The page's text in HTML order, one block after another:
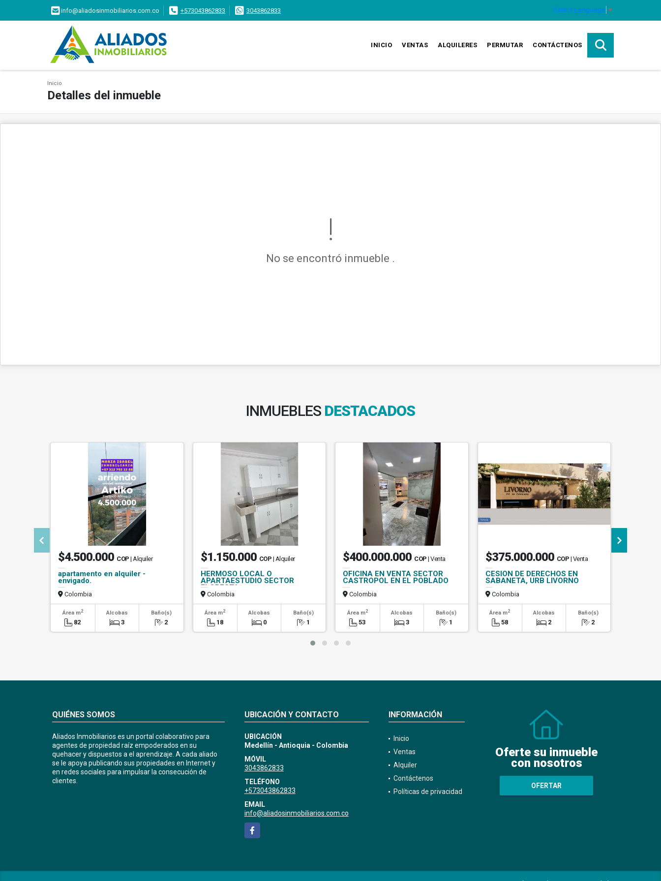
info@aliadosinmobiliarios.com.co +573043862833 3043862833 Select Language ▼
INICIO VENTAS ALQUILERES PERMUTAR CONTÁCTENOS
Inicio
Detalles del inmueble
No se encontró inmueble .
INMUEBLES DESTACADOS
$4.500.000 COP | Alquiler
apartamento en alquiler -
envigado.
Colombia
Área m2
82
Alcobas
3
Baño(s)
2
$1.150.000 COP | Alquiler
HERMOSO LOCAL O
APARTAESTUDIO SECTOR
FLORESTA
Colombia
Área m2
18
Alcobas
0
Baño(s)
1
$400.000.000 COP | Venta
OFICINA EN VENTA SECTOR
CASTROPOL EN EL POBLADO
Colombia
Área m2
53
Alcobas
3
Baño(s)
1
$375.000.000 COP | Venta
CESION DE DERECHOS EN
SABANETA, URB LIVORNO
Colombia
Área m2
58
Alcobas
2
Baño(s)
2
QUIÉNES SOMOS
Aliados Inmobiliarios es un portal colaborativo para
agentes de propiedad raíz empoderados en su
quehacer y dispuestos a el aprendizaje. A cada aliado
se le apoya publicando sus propiedades en Internet y
en redes sociales para impulsar la consecución de
clientes.
UBICACIÓN Y CONTACTO
UBICACIÓN
Medellín - Antioquia - Colombia
MÓVIL
3043862833
TELÉFONO
+573043862833
EMAIL
info@aliadosinmobiliarios.com.co
Facebook
INFORMACIÓN
Inicio
Ventas
Alquiler
Contáctenos
Políticas de privacidad
Oferte su inmueble
con nosotros
OFERTAR